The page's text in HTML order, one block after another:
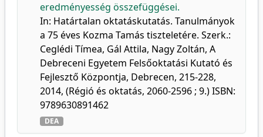
eredményesség összefüggései.
In: Határtalan oktatáskutatás. Tanulmányok
a 75 éves Kozma Tamás tiszteletére. Szerk.:
Ceglédi Tímea, Gál Attila, Nagy Zoltán, A
Debreceni Egyetem Felsőoktatási Kutató és
Fejlesztő Központja, Debrecen, 215-228,
2014, (Régió és oktatás, 2060-2596 ; 9.) ISBN:
9789630891462
DEA